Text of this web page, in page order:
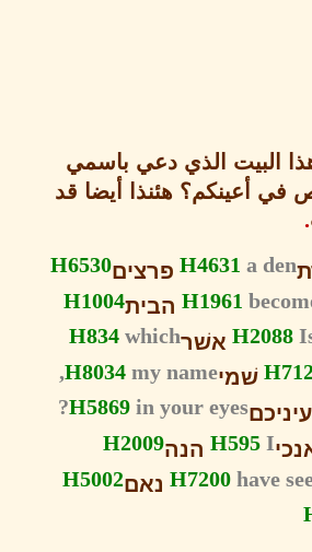
الذي دعي باسمي
هئنذا أيضا قد
H4631 פרציםH6530
H1961 הביתH1004
אשׁר H834which
H8034my name,
H5869in your eyes?
הנהH2009
H7200 נאםH5002